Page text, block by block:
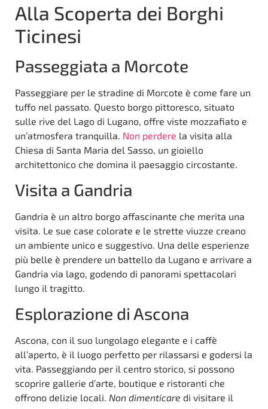
Alla Scoperta dei Borghi
Ticinesi
Passeggiata a Morcote
Passeggiare per le stradine di Morcote è come fare un
tuffo nel passato. Questo borgo pittoresco, situato
sulle rive del Lago di Lugano, offre viste mozzafiato e
un’atmosfera tranquilla. Non perdere la visita alla
Chiesa di Santa Maria del Sasso, un gioiello
architettonico che domina il paesaggio circostante.
Visita a Gandria
Gandria è un altro borgo affascinante che merita una
visita. Le sue case colorate e le strette viuzze creano
un ambiente unico e suggestivo. Una delle esperienze
più belle è prendere un battello da Lugano e arrivare a
Gandria via lago, godendo di panorami spettacolari
lungo il tragitto.
Esplorazione di Ascona
Ascona, con il suo lungolago elegante e i caffè
all’aperto, è il luogo perfetto per rilassarsi e godersi la
vita. Passeggiando per il centro storico, si possono
scoprire gallerie d’arte, boutique e ristoranti che
offrono delizie locali. Non dimenticare di visitare il